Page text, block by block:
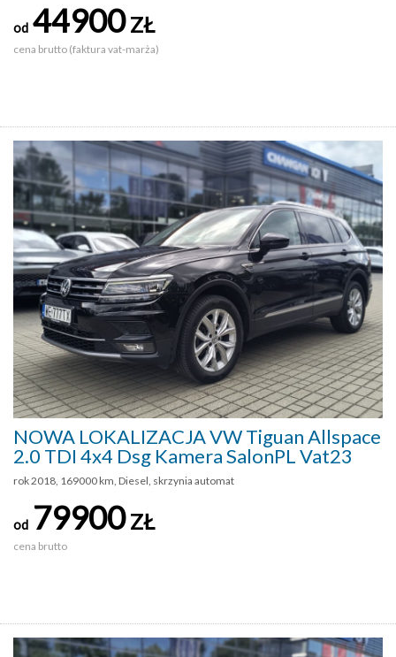
od 44900ZŁ
cena brutto (faktura vat-marża)
NOWA LOKALIZACJA VW Tiguan Allspace
2.0 TDI 4x4 Dsg Kamera SalonPL Vat23
rok 2018, 169000 km, Diesel, skrzynia automat
od 79900ZŁ
cena brutto